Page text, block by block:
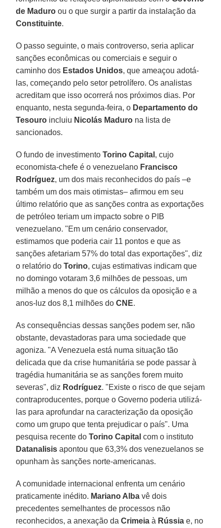
de Maduro ou o que surgir a partir da instalação da
Constituinte.
O passo seguinte, o mais controverso, seria aplicar
sanções econômicas ou comerciais e seguir o
caminho dos Estados Unidos, que ameaçou adotá-
las, começando pelo setor petrolífero. Os analistas
acreditam que isso ocorrerá nos próximos dias. Por
enquanto, nesta segunda-feira, o Departamento do
Tesouro incluiu Nicolás Maduro na lista de
sancionados.
O fundo de investimentoTorino Capital , cujo
economista-chefe é o venezuelano Francisco
Rodríguez, um dos mais reconhecidos do país –e
também um dos mais otimistas– afirmou em seu
último relatório que as sanções contra as exportações
de petróleo teriam um impacto sobre o PIB
venezuelano. "Em um cenário conservador,
estimamos que poderia cair 11 pontos e que as
sanções afetariam 57% do total das exportações", diz
o relatório doTorino, cujas estimativas indicam que
no domingo votaram 3,6 milhões de pessoas, um
milhão a menos do que os cálculos da oposição e a
anos-luz dos 8,1 milhões doCNE.
As consequências dessas sanções podem ser, não
obstante, devastadoras para uma sociedade que
agoniza. "A Venezuela está numa situação tão
delicada que da crise humanitária se pode passar à
tragédia humanitária se as sanções forem muito
severas", diz Rodríguez. "Existe o risco de que sejam
contraproducentes, porque o Governo poderia utilizá-
las para aprofundar na caracterização da oposição
como um grupo que tenta prejudicar o país". Uma
pesquisa recente doTorino Capital com o instituto
Datanalisis apontou que 63,3% dos venezuelanos se
opunham às sanções norte-americanas.
A comunidade internacional enfrenta um cenário
praticamente inédito. Mariano Alba vê dois
precedentes semelhantes de processos não
reconhecidos, a anexação daCrimeia à Rússia e, no